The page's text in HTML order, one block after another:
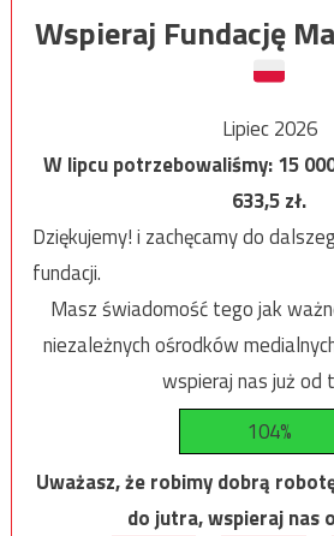
Wspieraj Fundację
Lipiec 2026
W lipcu potrzebowaliśmy:15
633,5zł.
Dziękujemy! i zachęcamy do
fundacji.
Masz świadomość tego jak
niezależnych ośrodków
wspieraj nas już od
104%
Uważasz, że robimy dobrą
do jutra, wspieraj nas